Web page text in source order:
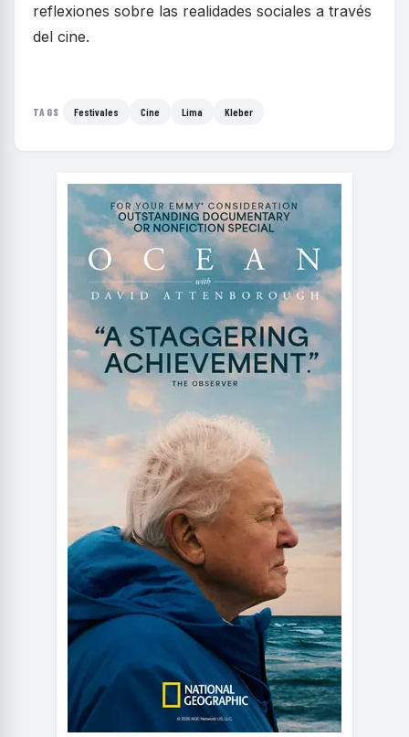
reflexiones sobre las realidades sociales a través
del cine.
TAGS Festivales Cine Lima Kleber